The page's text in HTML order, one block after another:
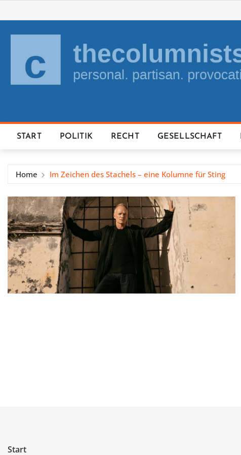
to
content
START POLITIK RECHT GESELLSCHAFT
Home Im Zeichen des Stachels – eine Kolumne für Sting
Start